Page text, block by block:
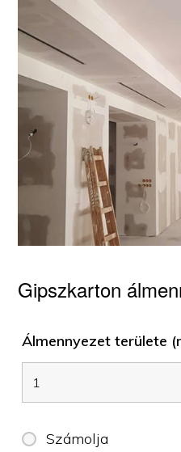
Gipszkarton
Álmennyezet területe
Számolja